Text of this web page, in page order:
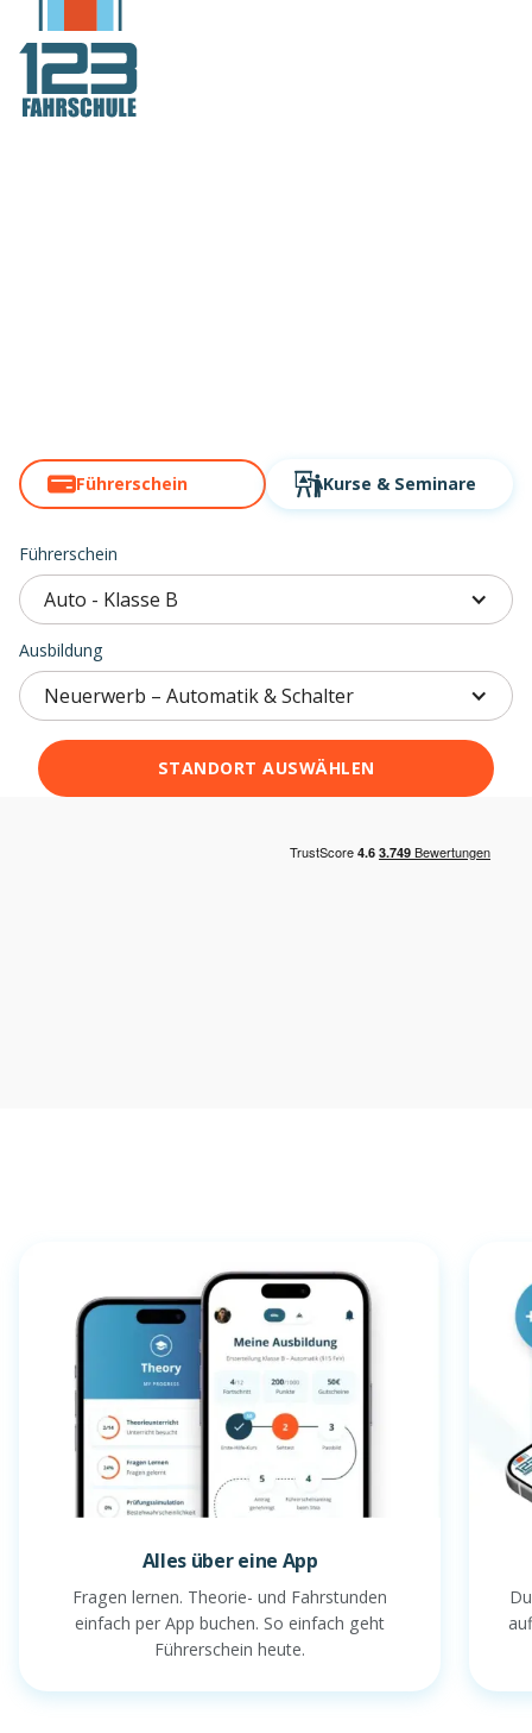
Führerschein Kurse & Seminare
Führerschein
Auto - Klasse B
Ausbildung
Neuerwerb – Automatik & Schalter
STANDORT AUSWÄHLEN
Alles über eine App
Fragen lernen. Theorie- und Fahrstunden
einfach per App buchen. So einfach geht
Führerschein heute.